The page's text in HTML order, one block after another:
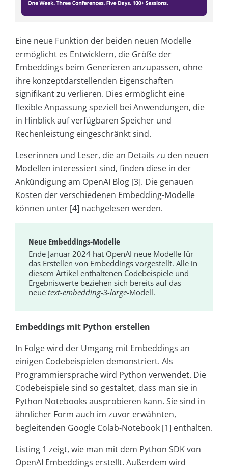
Eine neue Funktion der beiden neuen Modelle
ermöglicht es Entwicklern, die Größe der
Embeddings beim Generieren anzupassen, ohne
ihre konzeptdarstellenden Eigenschaften
signifikant zu verlieren. Dies ermöglicht eine
flexible Anpassung speziell bei Anwendungen, die
in Hinblick auf verfügbaren Speicher und
Rechenleistung eingeschränkt sind.
Leserinnen und Leser, die an Details zu den neuen
Modellen interessiert sind, finden diese in der
Ankündigung am OpenAI Blog [3]. Die genauen
Kosten der verschiedenen Embedding-Modelle
können unter [4] nachgelesen werden.
Neue Embeddings-Modelle
Ende Januar 2024 hat OpenAI neue Modelle für
das Erstellen von Embeddings vorgestellt. Alle in
diesem Artikel enthaltenen Codebeispiele und
Ergebniswerte beziehen sich bereits auf das
neuetext-embedding-3-large-Modell.
Embeddings mit Python erstellen
In Folge wird der Umgang mit Embeddings an
einigen Codebeispielen demonstriert. Als
Programmiersprache wird Python verwendet. Die
Codebeispiele sind so gestaltet, dass man sie in
Python Notebooks ausprobieren kann. Sie sind in
ähnlicher Form auch im zuvor erwähnten,
begleitenden Google Colab-Notebook [1] enthalten.
Listing 1 zeigt, wie man mit dem Python SDK von
OpenAI Embeddings erstellt. Außerdem wird